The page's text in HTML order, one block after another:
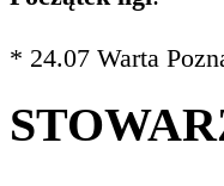
* 24.07 Warta